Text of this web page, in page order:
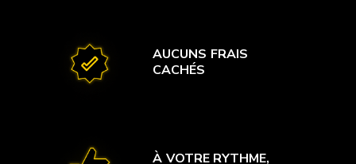
AUCUNS FRAIS
CACHÉS
À VOTRE RYTHME,